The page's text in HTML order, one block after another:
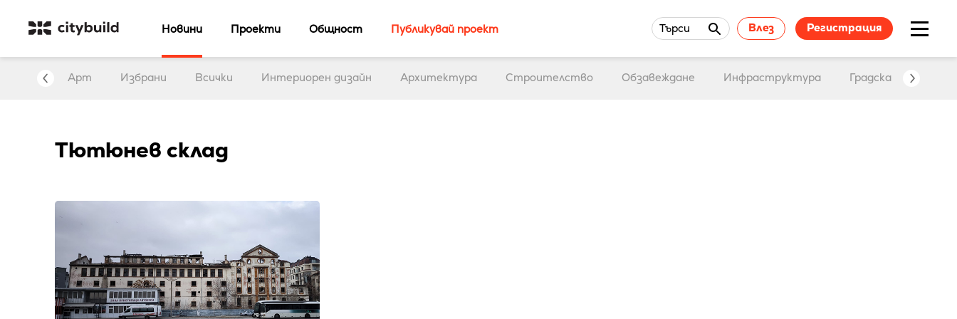
Новини Проекти Общност Публикувай проект Търси Влез Регистрация
Арт Избрани Всички Интериорен дизайн Архитектура Строителство Обзавеждане Инфраструктура Градска среда
Тютюнев склад